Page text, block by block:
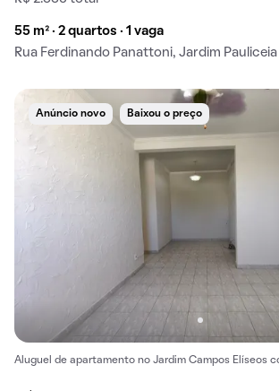
55 m² · 2 quartos · 1 vaga
Rua Ferdinando Panattoni, Jardim Pauliceia
Anúncio novo Baixou o preço
Aluguel de apartamento no Jardim Campos Elíseos